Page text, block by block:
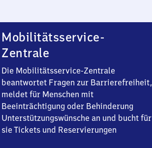
Mobilitätsservice-
Zentrale
Die Mobilitätsservice-Zentrale
beantwortet Fragen zur Barrierefreiheit,
meldet für Menschen mit
Beeinträchtigung oder Behinderung
Unterstützungswünsche an und bucht für
sie Tickets und Reservierungen